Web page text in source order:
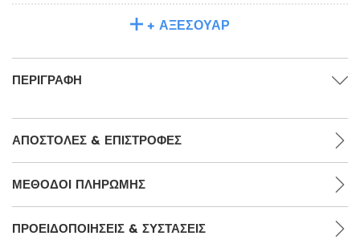
+ ΑΞΕΣΟΥΆΡ
ΠΕΡΙΓΡΑΦΉ
ΑΠΟΣΤΟΛΈΣ & ΕΠΙΣΤΡΟΦΈΣ
ΜΕΘΌΔΟΙ ΠΛΗΡΩΜΉΣ
ΠΡΟΕΙΔΟΠΟΙΉΣΕΙΣ & ΣΥΣΤΆΣΕΙΣ